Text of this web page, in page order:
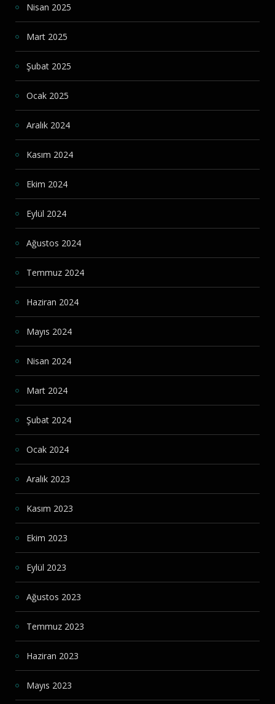
Nisan 2025
Mart 2025
Şubat 2025
Ocak 2025
Aralık 2024
Kasım 2024
Ekim 2024
Eylül 2024
Ağustos 2024
Temmuz 2024
Haziran 2024
Mayıs 2024
Nisan 2024
Mart 2024
Şubat 2024
Ocak 2024
Aralık 2023
Kasım 2023
Ekim 2023
Eylül 2023
Ağustos 2023
Temmuz 2023
Haziran 2023
Mayıs 2023